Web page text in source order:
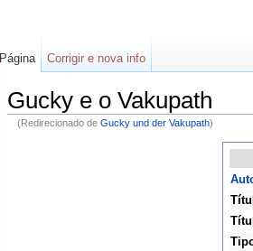
Gucky e o Vakupath
(Redirecionado de Gucky und der Vakupath)
Página Corrigir e nova info